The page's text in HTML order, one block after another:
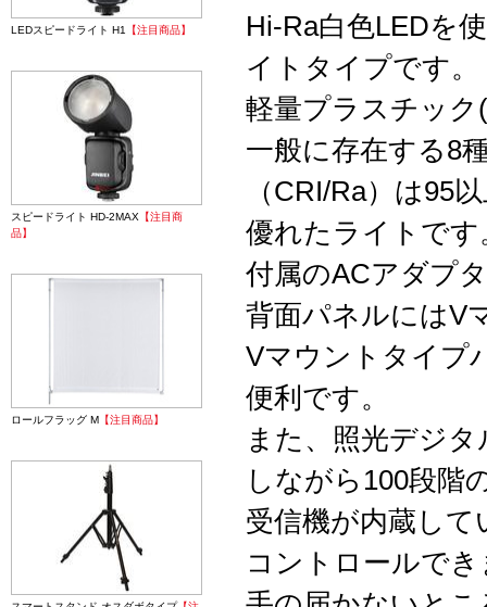
Hi-Ra白色LEDを
イトタイプです。
軽量プラスチッ
一般に存在する8
（CRI/Ra）は95
優れたライトです
付属のACアダプ
背面パネルにはV
Vマウントタイプ
便利です。
また、照光デジ
しながら100段階
受信機が内蔵して
コントロールで
LEDスピードライト H1 【注目商品】
スピードライト HD-2MAX 【注目商
品】
ロールフラッグ M 【注目商品】